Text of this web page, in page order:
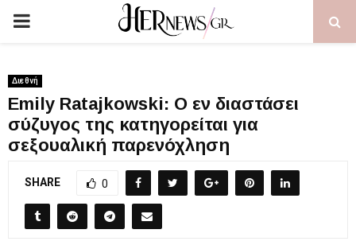
PRIMARY
Διεθνή
Emily Ratajkowski: O εν διαστάσει
σύζυγος της κατηγορείται για
σεξουαλική παρενόχληση
SHARE 0